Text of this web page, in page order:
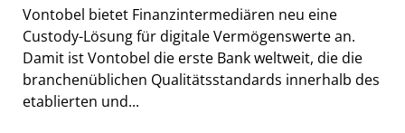
Vontobel bietet Finanzintermediären neu eine
Custody-Lösung für digitale Vermögenswerte an.
Damit ist Vontobel die erste Bank weltweit, die die
branchenüblichen Qualitätsstandards innerhalb des
etablierten und...